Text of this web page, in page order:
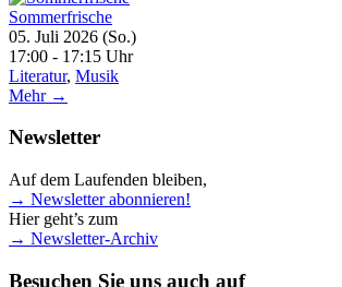
Sommerfrische
05. Juli 2026 (So.)
17:00 - 17:15 Uhr
Literatur, Musik
Mehr →
Newsletter
Auf dem Laufenden bleiben,
→ Newsletter abonnieren!
Hier geht’s zum
→ Newsletter-Archiv
Besuchen Sie uns auch auf